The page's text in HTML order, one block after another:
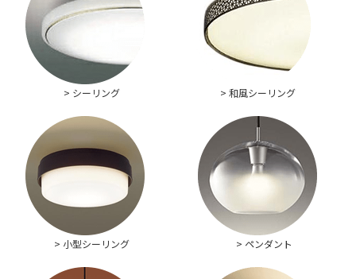
> シーリング > 和風シーリング
> 小型シーリング > ペンダント